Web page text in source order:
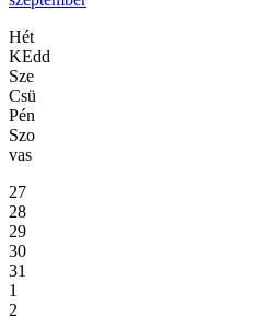
Hét
KEdd
Sze
Csü
Pén
Szo
vas
27
28
29
30
31
1
2